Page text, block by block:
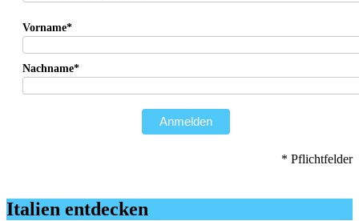
Vorname*
Nachname*
Anmelden
* Pflichtfelder
Italien entdecken